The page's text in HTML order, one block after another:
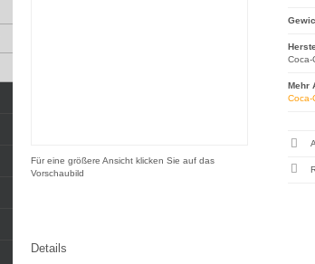
Für eine größere Ansicht klicken Sie auf das
Vorschaubild
Coca-
Mehr
Coca-
Details